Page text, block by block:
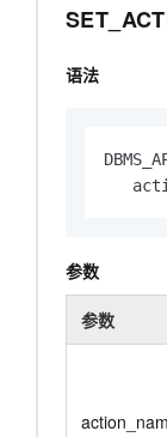
语法
参数
参数